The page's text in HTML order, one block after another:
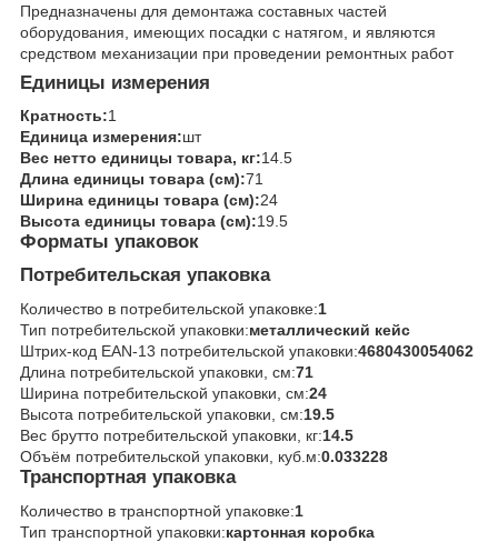
Предназначены для демонтажа составных частей
оборудования, имеющих посадки с натягом, и являются
средством механизации при проведении ремонтных работ
Единицы измерения
Кратность:1
Единица измерения:шт
Вес нетто единицы товара, кг:14.5
Длина единицы товара (см):71
Ширина единицы товара (см):24
Высота единицы товара (см):19.5
Форматы упаковок
Потребительская упаковка
Количество в потребительской упаковке:1
Тип потребительской упаковки:металлический кейс
Штрих-код EAN-13 потребительской упаковки:4680430054062
Длина потребительской упаковки, см:71
Ширина потребительской упаковки, см:24
Высота потребительской упаковки, см:19.5
Вес брутто потребительской упаковки, кг:14.5
Объём потребительской упаковки, куб.м:0.033228
Транспортная упаковка
Количество в транспортной упаковке:1
Тип транспортной упаковки:картонная коробка